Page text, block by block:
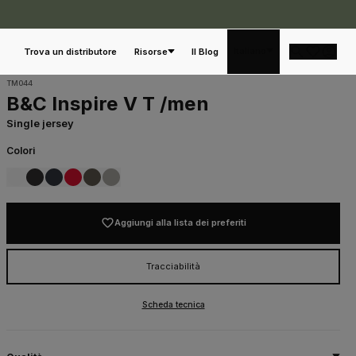
Trova un distributore Risorse Il Blog
TM044
B&C Inspire V T /men
Single jersey
Colori
LIGHT GREYAggiungi alla lista dei preferiti
Tracciabilità
Scheda tecnica